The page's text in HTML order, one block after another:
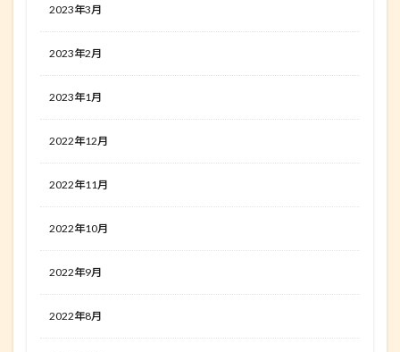
2023年3月
2023年2月
2023年1月
2022年12月
2022年11月
2022年10月
2022年9月
2022年8月